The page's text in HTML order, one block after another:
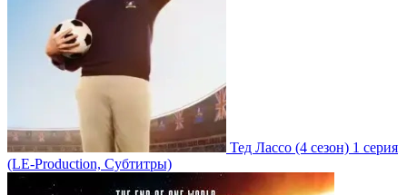
Тед Лассо (4 сезон) 1 серия
(LE-Production, Субтитры)